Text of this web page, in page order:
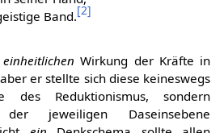
Band.[2]
einheitlichen Wirkung der Kräfte in
er stellte sich diese keineswegs
Reduktionismus, sondern
jeweiligen Daseinsebene